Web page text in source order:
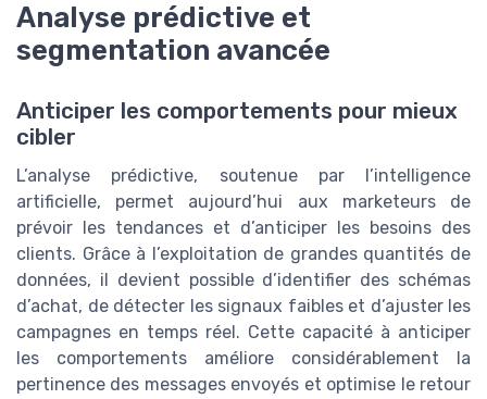
Analyse prédictive et
segmentation avancée
Anticiper les comportements pour mieux
cibler
L’analyse prédictive, soutenue par l’intelligence
artificielle, permet aujourd’hui aux marketeurs de
prévoir les tendances et d’anticiper les besoins des
clients. Grâce à l’exploitation de grandes quantités de
données, il devient possible d’identifier des schémas
d’achat, de détecter les signaux faibles et d’ajuster les
campagnes en temps réel. Cette capacité à anticiper
les comportements améliore considérablement la
pertinence des messages envoyés et optimise le retour